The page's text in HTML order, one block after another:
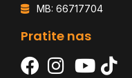
MB: 66717704
Pratite nas